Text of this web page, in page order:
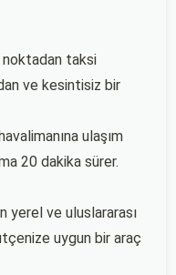
noktadan taksi
ve kesintisiz bir
ulaşım
20 dakika sürer.
yerel ve uluslararası
uygun bir araç